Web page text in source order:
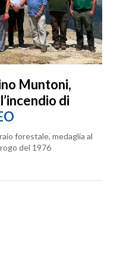
Muntoni,
di
forestale, medaglia al
del 1976